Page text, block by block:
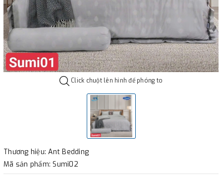
Click chuột lên hình để phóng to
Thương hiệu: Ant Bedding
Mã sản phẩm: Sumi02